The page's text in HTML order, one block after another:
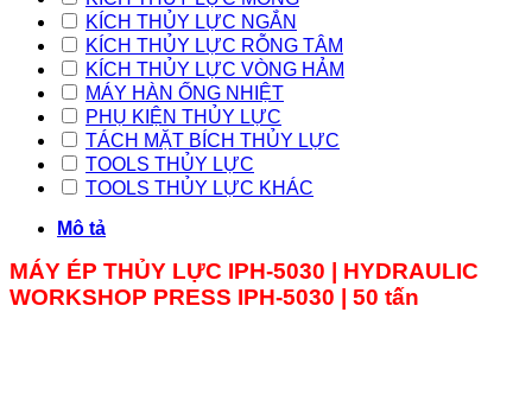
KÍCH THỦY LỰC NGẮN
KÍCH THỦY LỰC RỖNG TÂM
KÍCH THỦY LỰC VÒNG HẢM
MÁY HÀN ỐNG NHIỆT
PHỤ KIỆN THỦY LỰC
TÁCH MẶT BÍCH THỦY LỰC
TOOLS THỦY LỰC
TOOLS THỦY LỰC KHÁC
Mô tả
MÁY ÉP THỦY LỰC IPH-5030 | HYDRAULIC
WORKSHOP PRESS IPH-5030 | 50 tấn